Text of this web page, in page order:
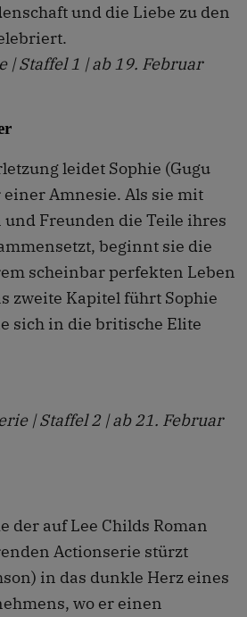
und die Liebe zu den
| Staffel 1 | ab 19. Februar
leidet Sophie (Gugu
Amnesie. Als sie mit
Freunden die Teile ihres
beginnt sie die
scheinbar perfekten Leben
zweite Kapitel führt Sophie
sich in die britische Elite
| Staffel 2 | ab 21. Februar
der auf Lee Childs Roman
Actionserie stürzt
in das dunkle Herz eines
wo er einen